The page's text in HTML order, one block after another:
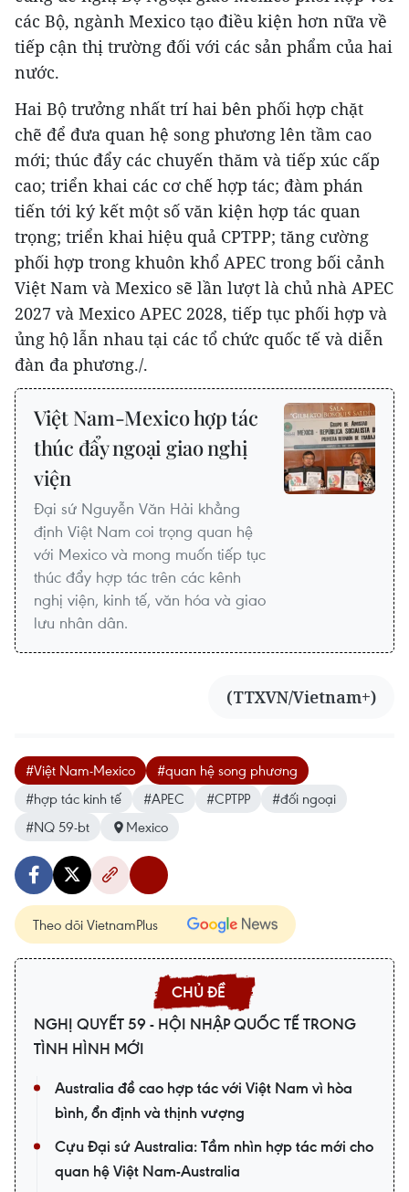
các Bộ, ngành Mexico tạo điều kiện hơn nữa về
tiếp cận thị trường đối với các sản phẩm của hai
nước.
Hai Bộ trưởng nhất trí hai bên phối hợp chặt
chẽ để đưa quan hệ song phương lên tầm cao
mới; thúc đẩy các chuyến thăm và tiếp xúc cấp
cao; triển khai các cơ chế hợp tác; đàm phán
tiến tới ký kết một số văn kiện hợp tác quan
trọng; triển khai hiệu quả CPTPP; tăng cường
phối hợp trong khuôn khổ APEC trong bối cảnh
Việt Nam và Mexico sẽ lần lượt là chủ nhà APEC
2027 và Mexico APEC 2028, tiếp tục phối hợp và
ủng hộ lẫn nhau tại các tổ chức quốc tế và diễn
đàn đa phương./.
Việt Nam-Mexico hợp tác
thúc đẩy ngoại giao nghị
viện
Đại sứ Nguyễn Văn Hải khẳng
định Việt Nam coi trọng quan hệ
với Mexico và mong muốn tiếp tục
thúc đẩy hợp tác trên các kênh
nghị viện, kinh tế, văn hóa và giao
lưu nhân dân.
(TTXVN/Vietnam+)
#Việt Nam-Mexico
#quan hệ song phương
#hợp tác kinh tế
#APEC #CPTPP
#đối ngoại
#NQ 59-bt
Mexico
Theo dõi VietnamPlus
NGHỊ QUYẾT 59 - HỘI NHẬP QUỐC TẾ TRONG
TÌNH HÌNH MỚI
Australia đề cao hợp tác với Việt Nam vì hòa
bình, ổn định và thịnh vượng
Cựu Đại sứ Australia: Tầm nhìn hợp tác mới cho
quan hệ Việt Nam-Australia